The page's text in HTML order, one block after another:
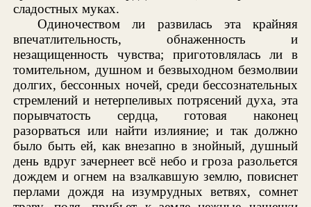
сладостных муках.
Одиночеством ли развилась эта крайняя
впечатлительность, обнаженность и
незащищенность чувства; приготовлялась ли в
томительном, душном и безвыходном безмолвии
долгих, бессонных ночей, среди бессознательных
стремлений и нетерпеливых потрясений духа, эта
порывчатость сердца, готовая наконец
разорваться или найти излияние; и так должно
было быть ей, как внезапно в знойный, душный
день вдруг зачернеет всё небо и гроза разольется
дождем и огнем на взалкавшую землю, повиснет
перлами дождя на изумрудных ветвях, сомнет